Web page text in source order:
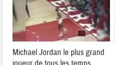
Michael Jordan le plus grand